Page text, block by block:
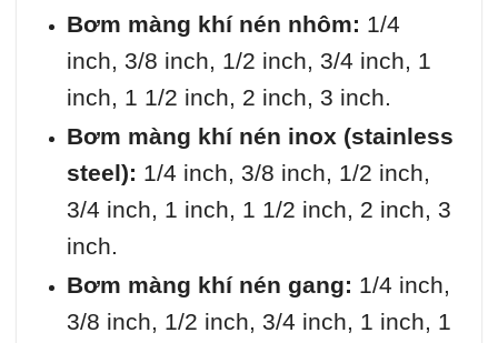
Bơm màng khí nén nhôm: 1/4
inch, 3/8 inch, 1/2 inch, 3/4 inch, 1
inch, 1 1/2 inch, 2 inch, 3 inch.
Bơm màng khí nén inox (stainless
steel): 1/4 inch, 3/8 inch, 1/2 inch,
3/4 inch, 1 inch, 1 1/2 inch, 2 inch, 3
inch.
Bơm màng khí nén gang: 1/4 inch,
3/8 inch, 1/2 inch, 3/4 inch, 1 inch, 1